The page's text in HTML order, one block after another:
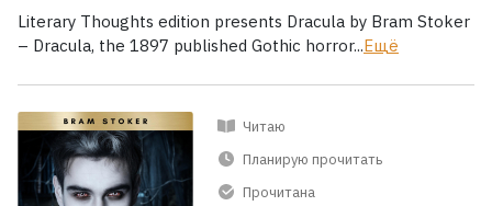
Literary Thoughts edition presents Dracula by Bram Stoker
– Dracula, the 1897 published Gothic horror...Ещё
Читаю
Планирую прочитать
Прочитана